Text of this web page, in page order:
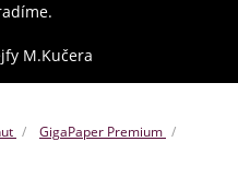
M.Kučera
GigaPaper Premium